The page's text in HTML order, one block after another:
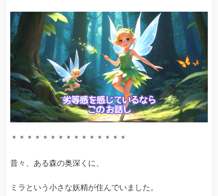
＊＊＊＊＊＊＊＊＊＊＊＊＊＊＊
昔々、ある森の奥深くに、
ミラという小さな妖精が住んでいました。